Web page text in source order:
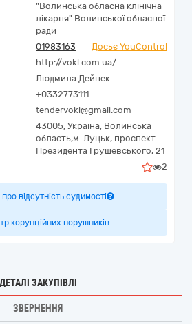
"Волинська обласна клінічна
лікарня" Волинської обласної
ради
01983163
Досьє YouControl
http://vokl.com.ua/
Людмила Дейнек
+0332773111
tendervokl@gmail.com
43005, Україна, Волинська
область,м. Луцьк, проспект
Президента Грушевського, 21
2
відсутність судимості
корупційних порушників
ДЕТАЛІ ЗАКУПІВЛІ
ЗВЕРНЕННЯ